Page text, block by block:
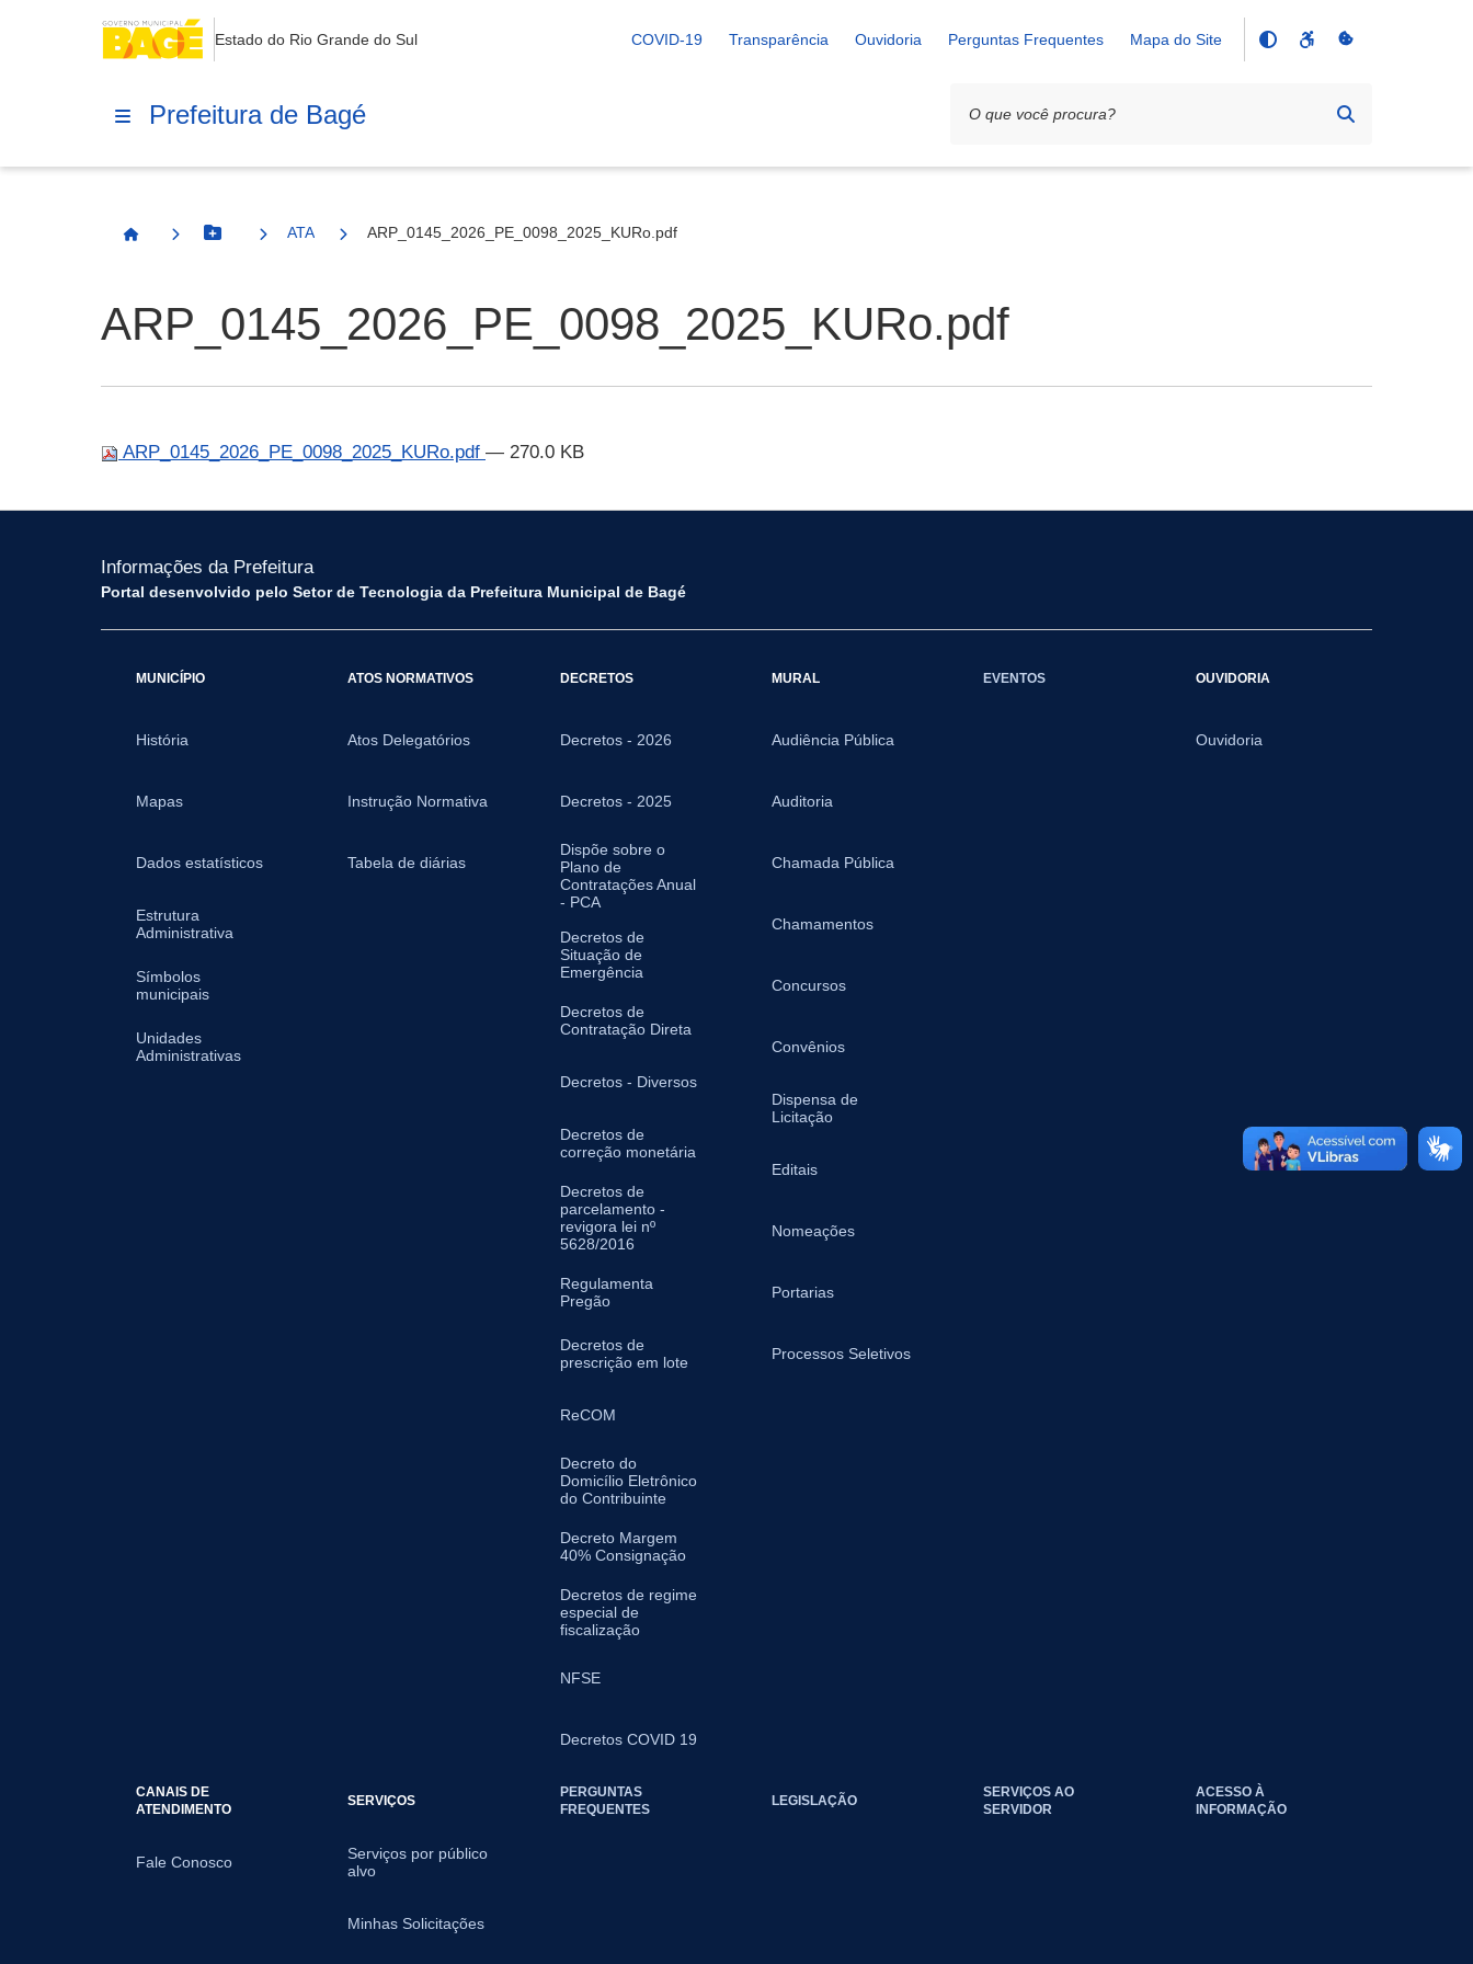
Estado do Rio Grande do Sul COVID-19 Transparência Ouvidoria Perguntas Frequentes Mapa do Site
Prefeitura de Bagé
Página InicialBotão Menu
ATA ARP_0145_2026_PE_0098_2025_KURo.pdf
ARP_0145_2026_PE_0098_2025_KURo.pdf
ARP_0145_2026_PE_0098_2025_KURo.pdf — 270.0 KB
Informações da Prefeitura
Portal desenvolvido pelo Setor de Tecnologia da Prefeitura Municipal de Bagé
MUNICÍPIO
História
Mapas
Dados estatísticos
Estrutura
Administrativa
Símbolos
municipais
Unidades
Administrativas
ATOS NORMATIVOS
Atos Delegatórios
Instrução Normativa
Tabela de diárias
DECRETOS
Decretos - 2026
Decretos - 2025
Dispõe sobre o
Plano de
Contratações Anual
- PCA
Decretos de
Situação de
Emergência
Decretos de
Contratação Direta
Decretos - Diversos
Decretos de
correção monetária
Decretos de
parcelamento -
revigora lei nº
5628/2016
Regulamenta
Pregão
Decretos de
prescrição em lote
ReCOM
Decreto do
Domicílio Eletrônico
do Contribuinte
Decreto Margem
40% Consignação
Decretos de regime
especial de
fiscalização
NFSE
Decretos COVID 19
MURAL
Audiência Pública
Auditoria
Chamada Pública
Chamamentos
Concursos
Convênios
Dispensa de
Licitação
Editais
Nomeações
Portarias
Processos Seletivos
EVENTOS OUVIDORIA
Ouvidoria
CANAIS DE
ATENDIMENTO
Fale Conosco
SERVIÇOS
Serviços por público
alvo
Minhas Solicitações
PERGUNTAS
FREQUENTES
LEGISLAÇÃO
SERVIÇOS AO
SERVIDOR
ACESSO À
INFORMAÇÃO